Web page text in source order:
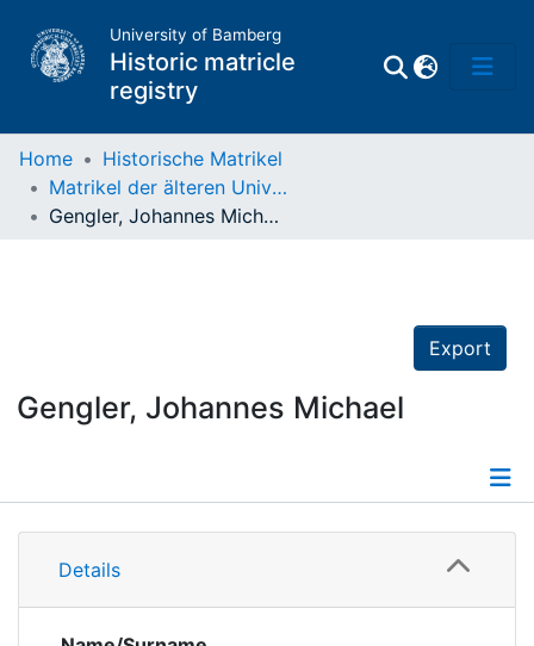
University of Bamberg
Historic matricle
registry
Matrikel
Home
Historische Matrikel
Matrikel der älteren Universität
Gengler, Johannes Michael
Export
Gengler, Johannes Michael
Details
Details